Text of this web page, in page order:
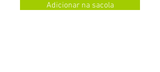
Adicionar na sacola